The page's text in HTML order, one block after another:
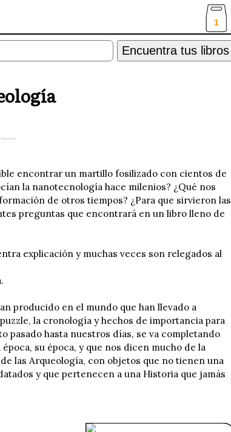
1
Encuentra tus libros
encontrar un martillo fosilizado con cientos de
la nanotecnología hace milenios? ¿Qué nos
de otros tiempos? ¿Para que sirvieron las
preguntas que encontrará en un libro lleno de
explicación y muchas veces son relegados al
producido en el mundo que han llevado a
la cronología y hechos de importancia para
pasado hasta nuestros días, se va completando
su época, y que nos dicen mucho de la
las Arqueología, con objetos que no tienen una
y que pertenecen a una Historia que jamás